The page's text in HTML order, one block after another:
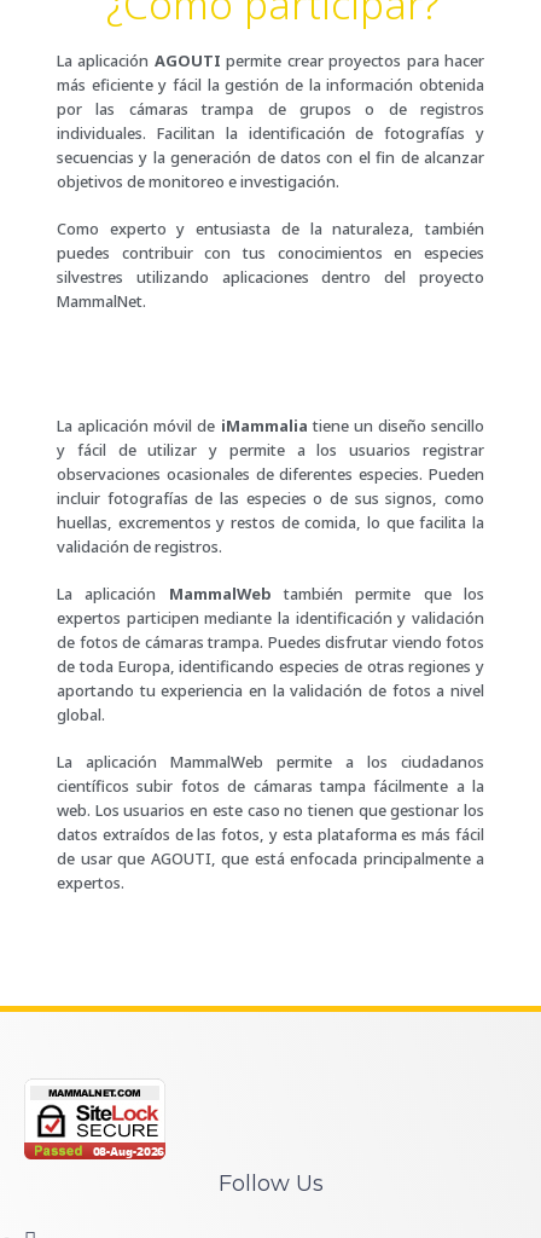
La aplicación AGOUTI permite crear proyectos para hacer
más eficiente y fácil la gestión de la información obtenida
por las cámaras trampa de grupos o de registros
individuales. Facilitan la identificación de fotografías y
secuencias y la generación de datos con el fin de alcanzar
objetivos de monitoreo e investigación.
Como experto y entusiasta de la naturaleza, también
puedes contribuir con tus conocimientos en especies
silvestres utilizando aplicaciones dentro del proyecto
MammalNet.
La aplicación móvil de iMammalia tiene un diseño sencillo
y fácil de utilizar y permite a los usuarios registrar
observaciones ocasionales de diferentes especies. Pueden
incluir fotografías de las especies o de sus signos, como
huellas, excrementos y restos de comida, lo que facilita la
validación de registros.
La aplicación MammalWeb también permite que los
expertos participen mediante la identificación y validación
de fotos de cámaras trampa. Puedes disfrutar viendo fotos
de toda Europa, identificando especies de otras regiones y
aportando tu experiencia en la validación de fotos a nivel
global.
La aplicación MammalWeb permite a los ciudadanos
científicos subir fotos de cámaras tampa fácilmente a la
web. Los usuarios en este caso no tienen que gestionar los
datos extraídos de las fotos, y esta plataforma es más fácil
de usar que AGOUTI, que está enfocada principalmente a
expertos.
Follow Us